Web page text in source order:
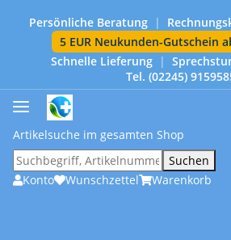
Persönliche Beratung |
5 EUR Neukunden-Gutschein
Schnelle Lieferung
|
Tel. (02245)
Artikelsuche im gesamten Shop
Suchen
Konto
Wunschzettel Warenkorb